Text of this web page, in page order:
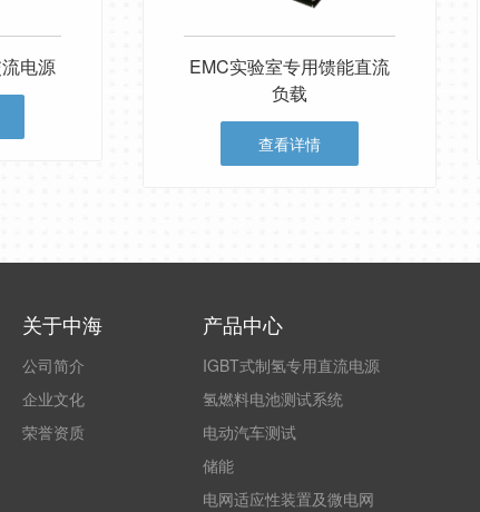
电源
EMC实验室专用馈能直流
负载
查看详情
关于中海
公司简介
企业文化
荣誉资质
产品中心
IGBT式制氢专用直流电源
氢燃料电池测试系统
电动汽车测试
储能
电网适应性装置及微电网